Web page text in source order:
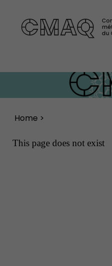
Home >
This page does not exist